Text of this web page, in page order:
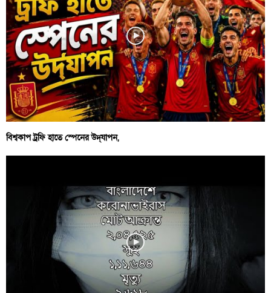
বিশ্বকাপ ট্রফি হাতে স্পেনের উদ্‌যাপন,